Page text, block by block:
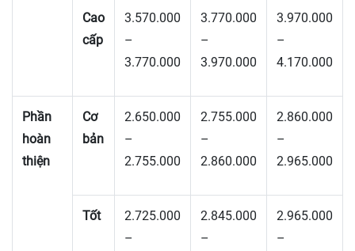
Cao
cấp
3.570.000
–
3.770.000
3.770.000
–
3.970.000
3.970.000
–
4.170.000
Phần
hoàn
thiện
Cơ
bản
2.650.000
–
2.755.000
2.755.000
–
2.860.000
2.860.000
–
2.965.000
Tốt
2.725.000
–
2.845.000
–
2.965.000
–